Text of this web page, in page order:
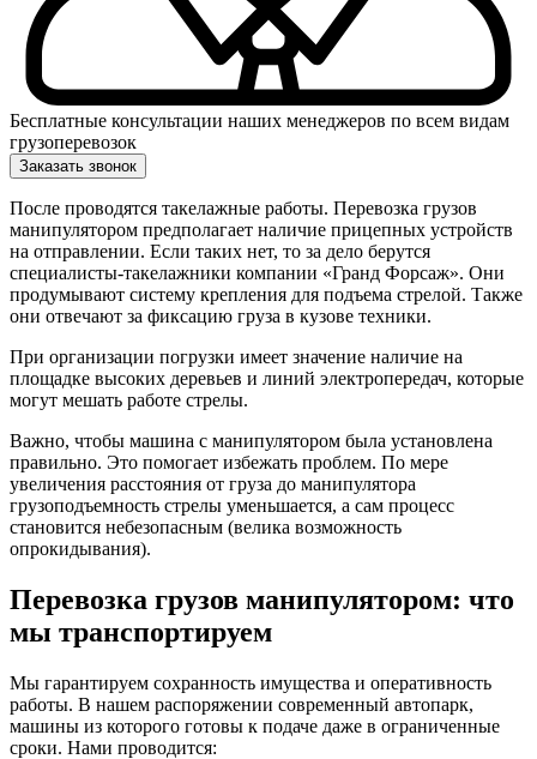
Бесплатные консультации наших менеджеров по всем видам
грузоперевозок
Заказать звонок
После проводятся такелажные работы. Перевозка грузов
манипулятором предполагает наличие прицепных устройств
на отправлении. Если таких нет, то за дело берутся
специалисты-такелажники компании «Гранд Форсаж». Они
продумывают систему крепления для подъема стрелой. Также
они отвечают за фиксацию груза в кузове техники.
При организации погрузки имеет значение наличие на
площадке высоких деревьев и линий электропередач, которые
могут мешать работе стрелы.
Важно, чтобы машина с манипулятором была установлена
правильно. Это помогает избежать проблем. По мере
увеличения расстояния от груза до манипулятора
грузоподъемность стрелы уменьшается, а сам процесс
становится небезопасным (велика возможность
опрокидывания).
Перевозка грузов манипулятором: что
мы транспортируем
Мы гарантируем сохранность имущества и оперативность
работы. В нашем распоряжении современный автопарк,
машины из которого готовы к подаче даже в ограниченные
сроки. Нами проводится: